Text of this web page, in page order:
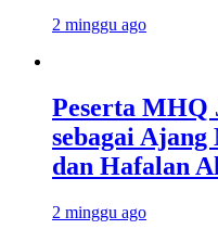
2 minggu ago
Peserta
sebagai Ajang
dan Hafalan
2 minggu ago